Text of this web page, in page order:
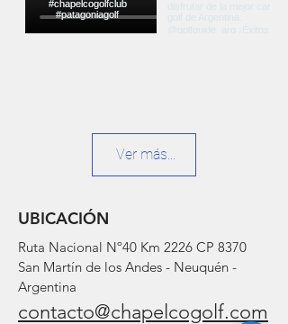
Ver más...
UBICACIÓN
Ruta Nacional Nº40 Km 2226 CP 8370
San Martín de los Andes - Neuquén -
Argentina
contacto@chapelcogolf.com